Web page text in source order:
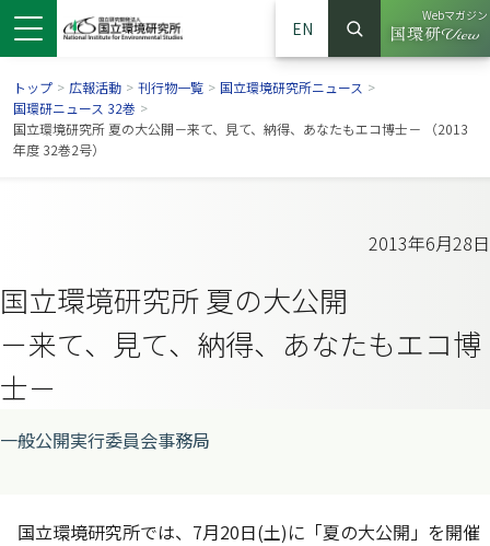
ウで開きます）
ンドウで開きます）
ウインドウで開きます）
EN
サイト内検索
検索
Webマガジン
（別ウイ
トップ > 広報活動 > 刊行物一覧 > 国立環境研究所ニュース >
国環研ニュース 32巻 >
国立環境研究所 夏の大公開－来て、見て、納得、あなたもエコ博士－ （2013
年度 32巻2号）
2013年6月28日
国立環境研究所 夏の大公開
－来て、見て、納得、あなたもエコ博
士－
一般公開実行委員会事務局
国立環境研究所では、7月20日(土)に「夏の大公開」を開催